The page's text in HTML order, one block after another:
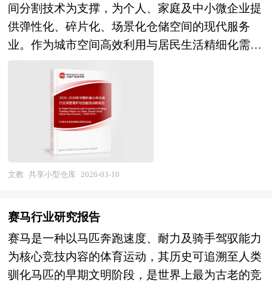
与儿童娱乐需求，更是文化创意输出、制造业升
级、国际贸易平衡的重要组成，其产业属性兼具消
费品制造业的规模效应与文化创意产业的创新性的
双重特质。 在市场竞争日益激烈、新产品层出不
穷的今天，要开发一个新品并能迅速在市场上推广
其难度是可想而知的。只有经过科学的市场分析、
消费者分析、竞争对手的分析，做到有的放矢，才
能使企业开发的新产品立于不败之地。企业在新产
品入市前需要对相关产品的市场做整体分析，了解
竞争对手的市场状况，了解消费者的消费状况，给
普华通过多个新产品上市调查项目的研究，对新品
上市前企业找准市场定位和产品定位有着全新的认
识。中研普华针对不同客户需求度身定做不同的研
究解决方案。针对普通的研究需求，公司运用国际
间分割技术为支撑，为个人、家庭及中小微企业提
供弹性化、碎片化、场景化仓储空间的现代服务
业。作为城市空间高效利用与居民生活精细化需求
深度融合的创新业态，共享小型仓库不仅是破解居
住空间不足、企业库存周转低效等痛点的关键解决
方案，更是推动城市更新、激活存量资产、服务灵
活就业经济的重要载体。在"十五五"时期消费升级
深化、城市密度持续提升、企业轻资产运营需求迫
切的宏观背景下，该行业已从传统的"迷你仓"概
念，演进为融合智能管理、即时服务、多元增值的
治理精细化水平与居民生活幸福感的提升。 当
性分化并存的战略机遇期。市场格局层面，行业呈
现"大行业、小企业"的典型特征，区域性连锁品牌
文教 共享小型仓库 2026-03-10
赛马行业研究报告
赛马是一种以马匹奔跑速度、耐力及骑手驾驭能力
为核心竞技内容的体育运动，其历史可追溯至人类
驯化马匹的早期文明阶段，是世界上最为古老的竞